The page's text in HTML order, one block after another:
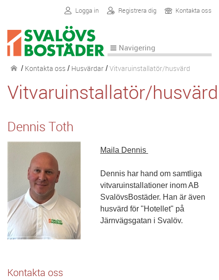
Logga in Registrera dig Kontakta oss
Navigering
/ Kontakta oss / Husvärdar /Vitvaruinstallatör/husvärd
Kontakta oss
Vitvaruinstallatör/husvärd
Dennis Toth
Maila Dennis
Dennis har hand om samtliga
vitvaruinstallationer inom AB
SvalövsBostäder. Han är även
husvärd för "Hotellet" på
Järnvägsgatan i Svalöv.